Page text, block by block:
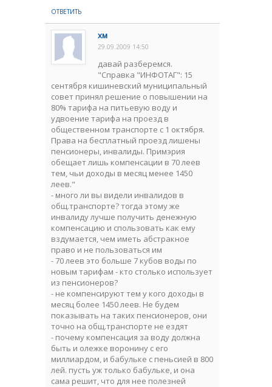
ОТВЕТИТЬ
хм
29.09.2009 14:50
давай разберемся.
"Справка "ИНФОТАГ": 15
сентября кишиневский муниципальный
совет принял решение о повышении на
80% тарифа на питьевую воду и
удвоение тарифа на проезд в
общественном транспорте с 1 октября.
Права на бесплатный проезд лишены
пенсионеры, инвалиды. Примэрия
обещает лишь компенсации в 70 леев
тем, чьи доходы в месяц менее 1450
леев."
- много ли вы видели инвалидов в
общ.транспорте? тогда этому же
инвалиду лучше получить денежную
компенсацию и спользовать как ему
вздумается, чем иметь абстракное
право и не пользоваться им
- 70 леев это больше 7 кубов воды по
новым тарифам - кто столько использует
из пенсионеров?
- не компенсируют тем у кого доходы в
месяц более 1450 леев. Не будем
показывать на таких пенсионеров, они
точно на общ.транспорте не ездят
- почему компенсация за воду должна
быть и олежке воронину с его
миллиардом, и бабульке с пеньсией в 800
лей. пусть уж только бабульке, и она
сама решит, что для нее полезней